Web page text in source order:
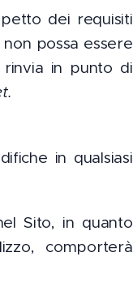
dei requisiti
possa essere
rinvia in punto di
in qualsiasi
Sito, in quanto
comporterà